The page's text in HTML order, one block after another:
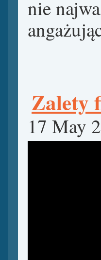
nie
Zalety
17 May